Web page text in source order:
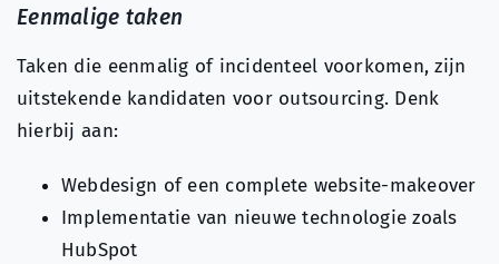
Eenmalige taken
Taken die eenmalig of incidenteel voorkomen, zijn
uitstekende kandidaten voor outsourcing. Denk
hierbij aan:
Webdesign of een complete website-makeover
Implementatie van nieuwe technologie zoals
HubSpot